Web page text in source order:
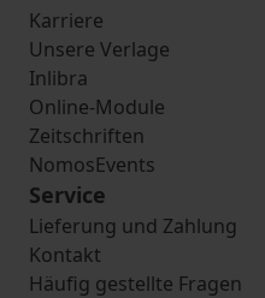
Karriere
Unsere Verlage
Inlibra
Online-Module
Zeitschriften
NomosEvents
Service
Lieferung und Zahlung
Kontakt
Häufig gestellte Fragen